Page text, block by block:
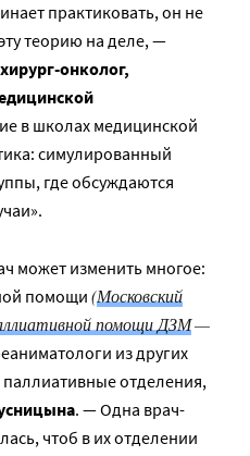
практиковать, он не
теорию на деле, —
онколог,
в школах медицинской
симулированный
где обсуждаются
может изменить многое:
помощи (Московский
помощи ДЗМ—
из других
отделения,
. — Одна врач-
чтоб в их отделении